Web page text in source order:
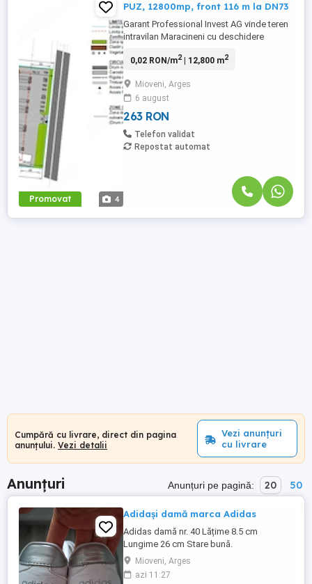
Promovat 4
PUZ, 12800mp, front 116 m la DN73
Garant Professional Invest AG vinde teren
intravilan Maracineni cu deschidere
suprafata 12800 mp, deschidere 116 m la
construirea de hale pentru spatii
administrative, servicii, depozitare si
productie. Utilitati: apa, gaze, curent ...
0,02 RON/m2| 12,800 m2
Mioveni, Arges
6 august
263 RON
Telefon validat
Repostat automat
Cumpără cu livrare, direct din pagina
anunțului. Vezi detalii
Vezi anunțuri
cu livrare
Anunțuri Anunțuri pe pagină: 20 50
Adidași damă marca Adidas
Adidas damă nr. 40 Lățime 8.5 cm
Lungime 26 cm Stare bună.
Mioveni, Arges
azi 11:27